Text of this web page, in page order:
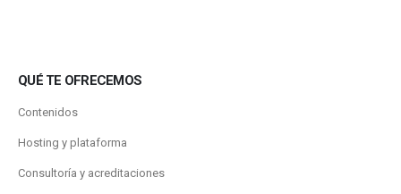
QUÉ TE OFRECEMOS
Contenidos
Hosting y plataforma
Consultoría y acreditaciones